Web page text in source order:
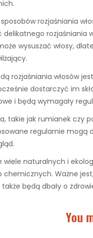
rozjaśniania
rozjaśniania
wysuszać włosy,
rozjaśniania włosów
dostarczyć im
i będą wymagały
takie jak rumianek czy
regularnie mogą
wiele naturalnych i
chemicznych. Ważne
będą dbały o
You